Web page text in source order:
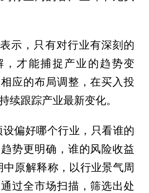
示，只有对行业有深刻的
，才能捕捉产业的趋势变
应的布局调整，在买入投
续跟踪产业最新变化。
设偏好哪个行业，只看谁的
势更明确，谁的风险收益
中原解释称，以行业景气周
过全市场扫描，筛选出处